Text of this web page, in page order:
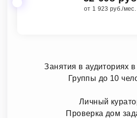
от 1 923 руб./мес.
Занятия в аудиториях
Группы до 10
Личный
Проверка дом